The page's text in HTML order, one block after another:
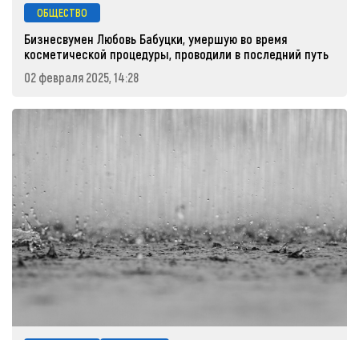
ОБЩЕСТВО
Бизнесвумен Любовь Бабуцки, умершую во время
косметической процедуры, проводили в последний путь
02 февраля 2025, 14:28